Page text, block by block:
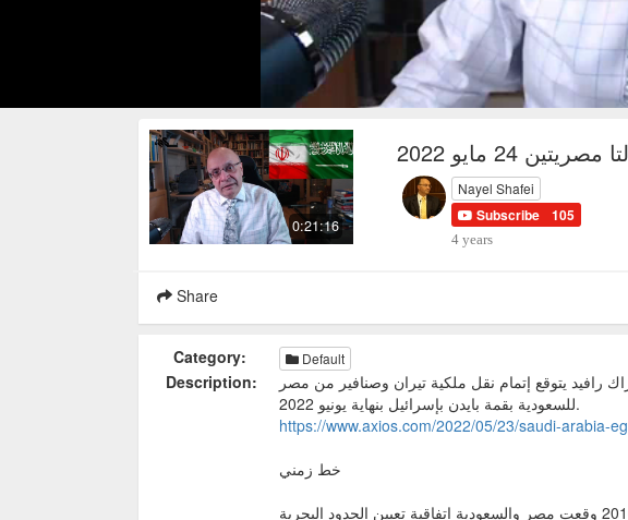
0:21:16
24 مايو 2022
Nayel Shafei
Subscribe 105
4 years
Share
Category: Default
Description:
مايو 2022 - باراك رافيد يتوقع إتمام نقل ملكية تيران وصنافير من مصر
للسعودية بقمة بايدن بإسرائيل بنهاية يونيو 2022.
https://www.axios.com/2022/05/23/saudi-arabia-
خط زمني